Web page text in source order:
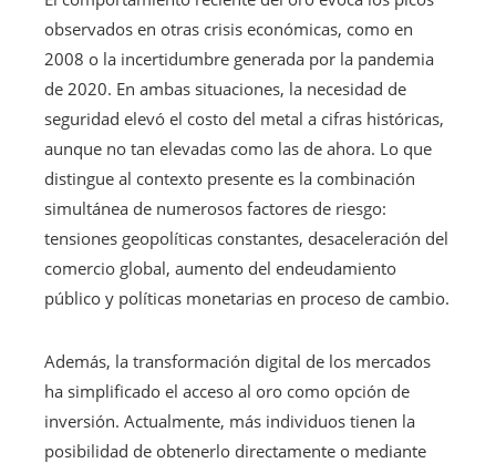
observados en otras crisis económicas, como en
2008 o la incertidumbre generada por la pandemia
de 2020. En ambas situaciones, la necesidad de
seguridad elevó el costo del metal a cifras históricas,
aunque no tan elevadas como las de ahora. Lo que
distingue al contexto presente es la combinación
simultánea de numerosos factores de riesgo:
tensiones geopolíticas constantes, desaceleración del
comercio global, aumento del endeudamiento
público y políticas monetarias en proceso de cambio.
Además, la transformación digital de los mercados
ha simplificado el acceso al oro como opción de
inversión. Actualmente, más individuos tienen la
posibilidad de obtenerlo directamente o mediante